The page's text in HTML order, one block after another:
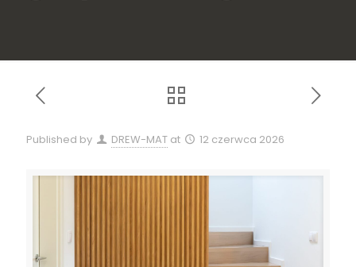
Published by DREW-MAT at 12 czerwca 2026